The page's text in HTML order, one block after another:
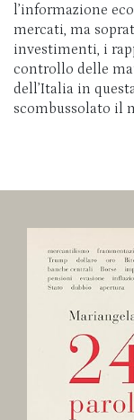
l’informazione
mercati, ma
investimenti, i
controllo delle
dell’Italia in
scombussolato il